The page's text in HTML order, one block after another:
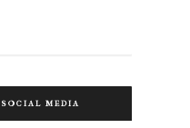
MEDIA